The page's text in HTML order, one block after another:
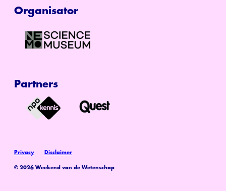
Organisator
Partners
© 2026 Weekend van de Wetenschap
Privacy Disclaimer